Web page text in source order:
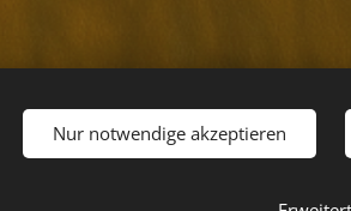
Nur notwendige akzeptieren